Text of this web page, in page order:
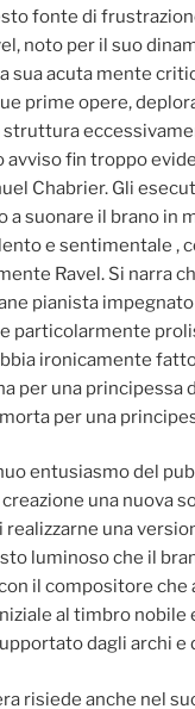
fonte di
noto per il suo
sua acuta mente
prime opere,
struttura
avviso fin troppo
Chabrier. Gli
a suonare il brano in
e sentimentale ,
Ravel. Si narra
pianista
particolarmente
ironicamente
per una principessa
per una
entusiasmo del
una nuova
realizzarne una
luminoso che il
il compositore che
al timbro nobile
dagli archi e
risiede anche nel